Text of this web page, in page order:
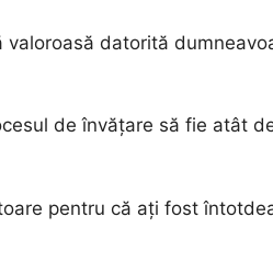
valoroasă datorită
de învățare să fie atât
pentru că ați fost